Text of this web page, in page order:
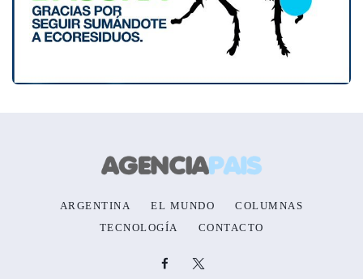
ARGENTINA EL MUNDO
COLUMNAS
TECNOLOGÍA
CONTACTO